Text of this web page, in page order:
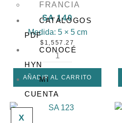
FRANCIA
CATÁLOGOS
PDF
CONOCÉ
HYN
MI
CUENTA
X
SA 140
Medida: 5 × 5 cm
$ 1,557.27
AÑADIR AL CARRITO